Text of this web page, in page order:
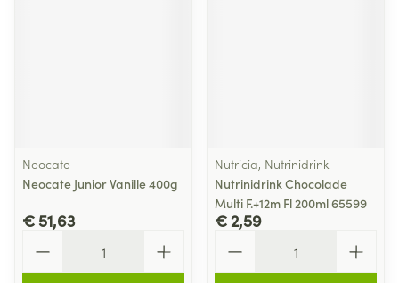
Neocate
Neocate Junior Vanille 400g
€ 51,63
Nutricia, Nutrinidrink
Nutrinidrink Chocolade
Multi F.+12m Fl 200ml 65599
€ 2,59